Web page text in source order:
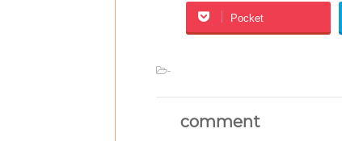
Pocket
-
comment